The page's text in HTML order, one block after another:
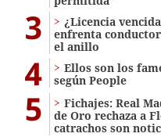
3
¿Licencia
enfrenta
el anillo
4
Ellos son los
según People
5
Fichajes: Real
de Oro rechaza a
catrachos son